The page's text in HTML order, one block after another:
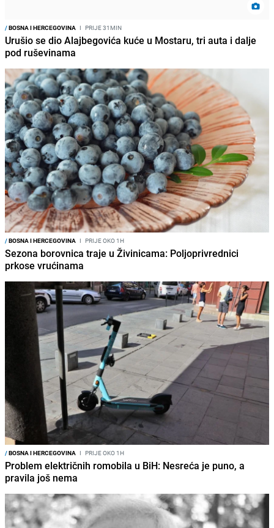
/BOSNA I HERCEGOVINA I PRIJE 31MIN
Urušio se dio Alajbegovića kuće u Mostaru, tri auta i dalje
pod ruševinama
/BOSNA I HERCEGOVINA I PRIJE OKO 1H
Sezona borovnica traje u Živinicama: Poljoprivrednici
prkose vrućinama
/BOSNA I HERCEGOVINA I PRIJE OKO 1H
Problem električnih romobila u BiH: Nesreća je puno, a
pravila još nema